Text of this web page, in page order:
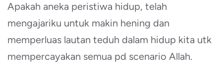
Apakah aneka peristiwa hidup, telah
mengajariku untuk makin hening dan
memperluas lautan teduh dalam hidup kita utk
mempercayakan semua pd scenario Allah.